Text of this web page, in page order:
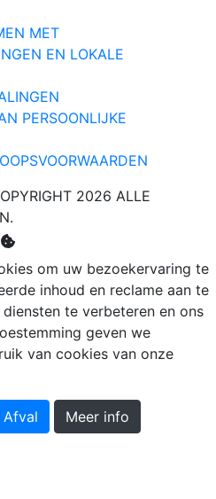
MET
EN LOKALE
PERSOONLIJKE
2026 ALLE
om uw bezoekervaring te
inhoud en reclame aan te
te verbeteren en ons
geven we
van cookies van onze
Afval Meer info